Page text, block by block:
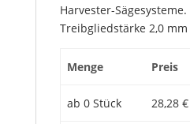
Harvester-
Treibgliedstärke 2,0 mm
Menge Preis
ab 0 Stück 28,28 €